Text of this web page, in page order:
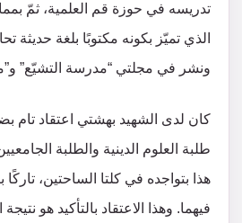
تدريسه في حوزة قم العلمية، ثمّ
الذي تميّز بكونه مكتوبًا بلغة حديثة
ونشر في مجلتي “مدرسة التشيّع”
كان لدى الشهيد بهشتي اعتقاد تام
طلبة العلوم الدينية والطلبة
هذا بتواجده في كلتا الساحتين، تاركًا
فيهما. وهذا الاعتقاد بالتأكيد هو